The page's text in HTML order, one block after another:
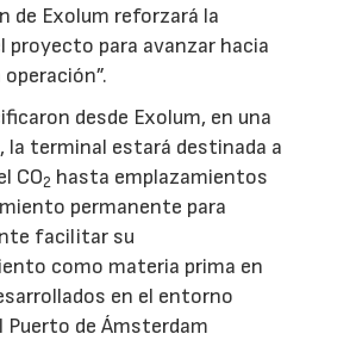
de Exolum reforzará la
proyecto para avanzar hacia
desde Exolum, en una
la terminal estará destinada a
CO2 hasta emplazamientos
permanente para
facilitar su
como materia prima en
en el entorno
Puerto de Ámsterdam